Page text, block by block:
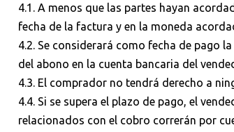
4.1. A menos que las partes hayan
fecha de la factura y en la moneda
4.2. Se considerará como fecha de pago
del abono en la cuenta bancaria del
4.3. El comprador no tendrá derecho a
4.4. Si se supera el plazo de pago, el
relacionados con el cobro correrán por